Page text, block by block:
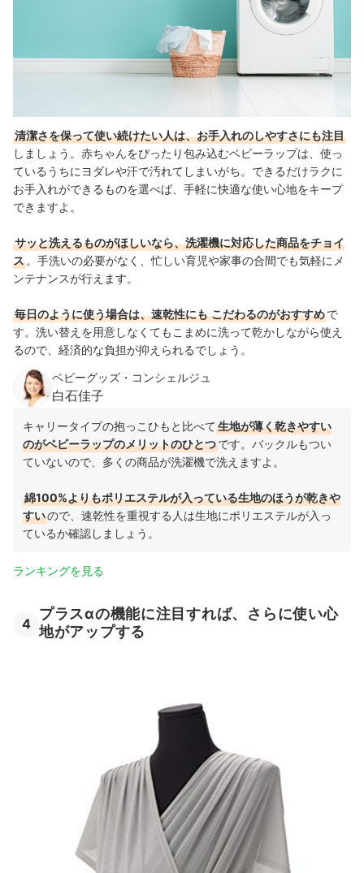
清潔さを保って使い続けたい人は、お手入れのしやすさにも注目
しましょう。赤ちゃんをぴったり包み込むベビーラップは、使っ
ているうちにヨダレや汗で汚れてしまいがち。できるだけラクに
お手入れができるものを選べば、手軽に快適な使い心地をキープ
できますよ。
サッと洗えるものがほしいなら、洗濯機に対応した商品をチョイ
ス。手洗いの必要がなく、忙しい育児や家事の合間でも気軽にメ
ンテナンスが行えます。
毎日のように使う場合は、速乾性にも こだわるのがおすすめで
す。洗い替えを用意しなくてもこまめに洗って乾かしながら使え
るので、経済的な負担が抑えられるでしょう。
ベビーグッズ・コンシェルジュ
白石佳子
キャリータイプの抱っこひもと比べて生地が薄く乾きやすい
のがベビーラップのメリットのひとつです。バックルもつい
ていないので、多くの商品が洗濯機で洗えますよ。
綿100%よりもポリエステルが入っている生地のほうが乾きや
すいので、速乾性を重視する人は生地にポリエステルが入っ
ているか確認しましょう。
ランキングを見る
4
プラスαの機能に注目すれば、さらに使い心
地がアップする